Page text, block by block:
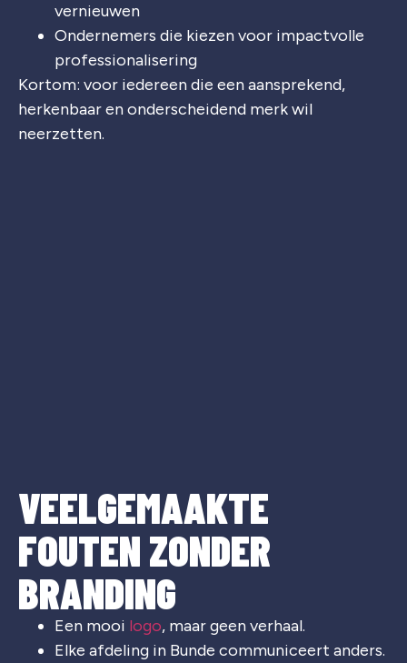
vernieuwen
Ondernemers die kiezen voor impactvolle
professionalisering
Kortom: voor iedereen die een aansprekend,
herkenbaar en onderscheidend merk wil
neerzetten.
VEELGEMAAKTE
FOUTEN ZONDER
BRANDING
Een mooi logo, maar geen verhaal.
Elke afdeling in Bunde communiceert anders.